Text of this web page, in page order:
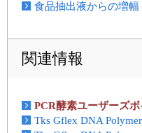
食品抽出液からの増幅
関連情報
PCR酵素ユーザーズボ
Tks Gflex DNA